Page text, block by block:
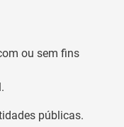
ou sem fins
públicas.